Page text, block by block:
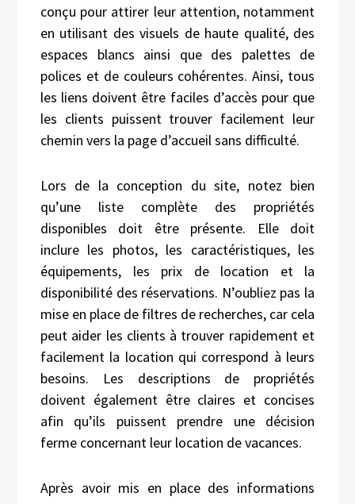
conçu pour attirer leur attention, notamment
en utilisant des visuels de haute qualité, des
espaces blancs ainsi que des palettes de
polices et de couleurs cohérentes. Ainsi, tous
les liens doivent être faciles d’accès pour que
les clients puissent trouver facilement leur
chemin vers la page d’accueil sans difficulté.
Lors de la conception du site, notez bien
qu’une liste complète des propriétés
disponibles doit être présente. Elle doit
inclure les photos, les caractéristiques, les
équipements, les prix de location et la
disponibilité des réservations. N’oubliez pas la
mise en place de filtres de recherches, car cela
peut aider les clients à trouver rapidement et
facilement la location qui correspond à leurs
besoins. Les descriptions de propriétés
doivent également être claires et concises
afin qu’ils puissent prendre une décision
ferme concernant leur location de vacances.
Après avoir mis en place des informations